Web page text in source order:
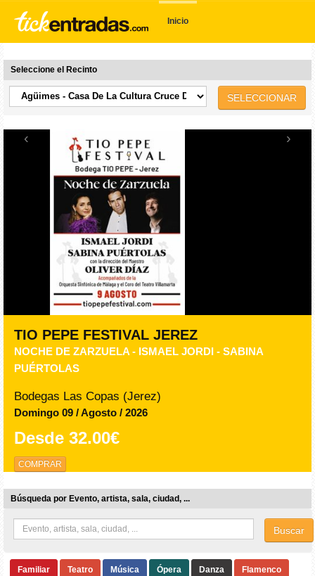
Inicio
Seleccione el Recinto
SELECCIONAR
‹ ›
TIO PEPE FESTIVAL JEREZ
NOCHE DE ZARZUELA - ISMAEL JORDI - SABINA
PUÉRTOLAS
Bodegas Las Copas (Jerez)
Domingo 09 / Agosto / 2026
Desde 32.00€
COMPRAR
Búsqueda por Evento, artista, sala, ciudad, ...
Buscar
Familiar Teatro Música Ópera Danza Flamenco